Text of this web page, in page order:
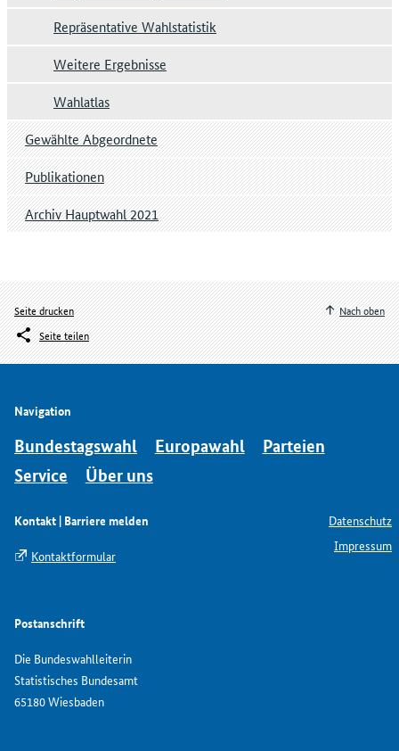
Repräsentative Wahlstatistik
Weitere Ergebnisse
Wahlatlas
Gewählte Abgeordnete
Publikationen
Archiv Hauptwahl 2021
Seite drucken
Seite teilen
Nach oben
Navigation
Bundestagswahl Europawahl
Parteien
Service
Über uns
Kontakt | Barriere melden
Kontaktformular
Postanschrift
Die Bundeswahlleiterin
Statistisches Bundesamt
65180 Wiesbaden
Datenschutz
Impressum